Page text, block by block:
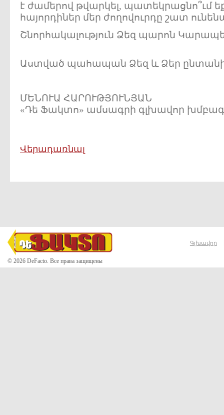
է ժամերով թվարկել, պատեկրացնո՞ւմ
հայորդիներ մեր ժողովուրդը շատ
Շնորհակալություն Ձեզ պարոն
Աստված պահապան Ձեզ և Ձեր
ՄԵՆՈՒԱ ՀԱՐՈՒԹՅՈՒՆՅԱՆ
«Դե Ֆակտո» ամսագրի գլխավոր
Վերադառնալ
© 2026 DeFacto. Все права защищены
Գլխավոր